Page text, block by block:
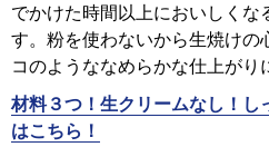
でかけた時間以上においしく
す。粉を使わないから生焼けの
コのようななめらかな仕上がり
材料３つ！生クリームなし！し
はこちら！